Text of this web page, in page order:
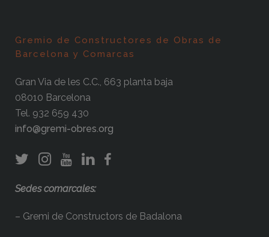
Gremio de Constructores de Obras de
Barcelona y Comarcas
Gran Via de les C.C., 663 planta baja
08010 Barcelona
Tel. 932 659 430
info@gremi-obres.org
Sedes comarcales:
– Gremi de Constructors de Badalona